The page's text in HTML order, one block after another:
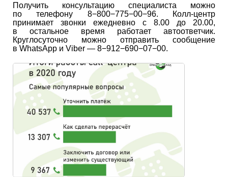
Получить консультацию специалиста можно
по телефону 8−800−775−00−96. Колл-центр
принимает звонки ежедневно с 8.00 до 20.00,
в остальное время работает автоответчик.
Круглосуточно можно отправить сообщение
в WhatsApp и Viber — 8−912−690−07−00.